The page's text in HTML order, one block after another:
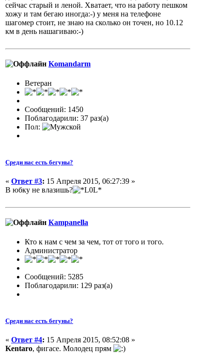
сейчас старый и леной. Хватает, что на работу пешком
хожу и там бегаю иногда:-) у меня на телефоне
шагомер стоит, не знаю на сколько он точен, но 10.12
км в день нашагиваю:-)
Komandarm
Ветеран
Сообщений: 1450
Поблагодарили: 37 раз(а)
Пол:
Среди нас есть бегуны?
« Ответ #3: 15 Апреля 2015, 06:27:39 »
В юбку не влазишь?
Кampanella
Кто к нам с чем за чем, тот от того и того.
Администратор
Сообщений: 5285
Поблагодарили: 129 раз(а)
Среди нас есть бегуны?
« Ответ #4: 15 Апреля 2015, 08:52:08 »
Kentaro, фигасе. Молодец прям